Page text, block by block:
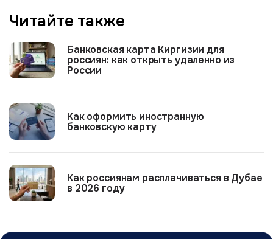
Читайте также
Банковская карта Киргизии для
россиян: как открыть удаленно из
России
Как оформить иностранную
банковскую карту
Как россиянам расплачиваться в Дубае
в 2026 году